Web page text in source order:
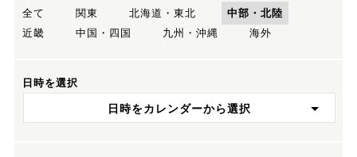
全て
関東 北海道・東北
中部・北陸
近畿
中国・四国 九州・沖縄 海外
日時を選択
日時をカレンダーから選択